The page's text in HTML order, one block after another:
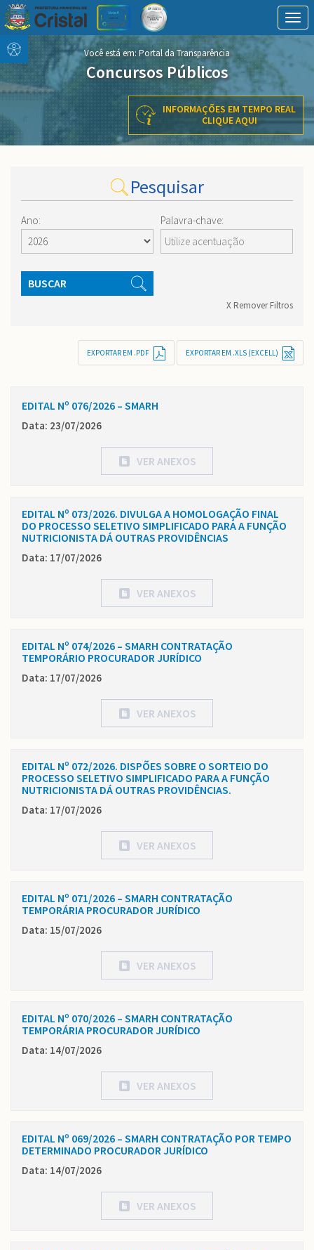
Conteúdo
Menu
conteúdo
do
menu
Você está em:Portal da Transparência
Concursos Públicos
INFORMAÇÕES EM TEMPO REAL
CLIQUE AQUI
Pesquisar
Ano: Palavra-chave:
BUSCAR
X Remover Filtros
EXPORTAR EM .XLS (EXCELL)
EXPORTAR EM .PDF
EDITAL Nº 076/2026 – SMARH
Data: 23/07/2026
VER ANEXOS
EDITAL Nº 073/2026. DIVULGA A HOMOLOGAÇÃO FINAL
DO PROCESSO SELETIVO SIMPLIFICADO PARA A FUNÇÃO
NUTRICIONISTA DÁ OUTRAS PROVIDÊNCIAS
Data: 17/07/2026
VER ANEXOS
EDITAL Nº 074/2026 – SMARH CONTRATAÇÃO
TEMPORÁRIO PROCURADOR JURÍDICO
Data: 17/07/2026
VER ANEXOS
EDITAL Nº 072/2026. DISPÕES SOBRE O SORTEIO DO
PROCESSO SELETIVO SIMPLIFICADO PARA A FUNÇÃO
NUTRICIONISTA DÁ OUTRAS PROVIDÊNCIAS.
Data: 17/07/2026
VER ANEXOS
EDITAL Nº 071/2026 – SMARH CONTRATAÇÃO
TEMPORÁRIA PROCURADOR JURÍDICO
Data: 15/07/2026
VER ANEXOS
EDITAL Nº 070/2026 – SMARH CONTRATAÇÃO
TEMPORÁRIA PROCURADOR JURÍDICO
Data: 14/07/2026
VER ANEXOS
EDITAL Nº 069/2026 – SMARH CONTRATAÇÃO POR TEMPO
DETERMINADO PROCURADOR JURÍDICO
Data: 14/07/2026
VER ANEXOS